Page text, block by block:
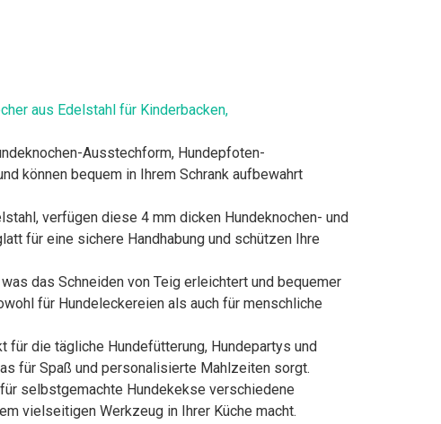
aus Edelstahl für Kinderbacken,
Ausstechform, Hundepfoten-
können bequem in Ihrem Schrank aufbewahrt
verfügen diese 4 mm dicken Hundeknochen- und
für eine sichere Handhabung und schützen Ihre
das Schneiden von Teig erleichtert und bequemer
für Hundeleckereien als auch für menschliche
die tägliche Hundefütterung, Hundepartys und
für Spaß und personalisierte Mahlzeiten sorgt.
selbstgemachte Hundekekse verschiedene
vielseitigen Werkzeug in Ihrer Küche macht.